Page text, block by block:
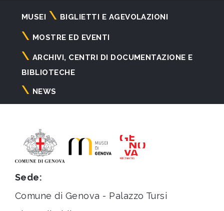
Navigazione
principale
MUSEI BIGLIETTI E AGEVOLAZIONI
MOSTRE ED EVENTI
ARCHIVI, CENTRI DI DOCUMENTAZIONE E
BIBLIOTECHE
NEWS
Sede:
Comune di Genova - Palazzo Tursi